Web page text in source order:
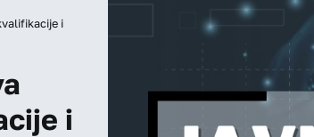
i
i